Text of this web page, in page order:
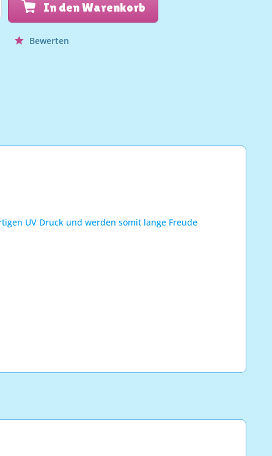
In den Warenkorb
Bewerten
UV Druck und werden somit lange Freude